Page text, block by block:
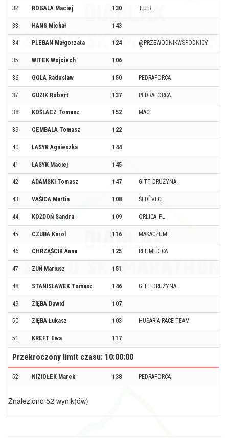
32 ROGALA Maciej 130 T.U.R.
33 HANS Michał 143
34 PLEBAN Małgorzata 124 @PRZEWODNIKWSPODNICY
35 WITEK Wojciech 106
36 GOLA Radosław 150 PEDRAFORCA
37 GUZIK Robert 137 PEDRAFORCA
38 KOŚLACZ Tomasz 152 MAG
39 CEMBALA Tomasz 122
40 LASYK Agnieszka 144
41 LASYK Maciej 145
42 ADAMSKI Tomasz 147 GITT DRUŻYNA
43 VAŠICA Martin 108 ŠEDÍ VLCI
44 KOŻDOŃ Sandra 109 ORLICA_PL
45 CZUBA Karol 116 MAKACZUMI
46 CHRZĄŚCIK Anna 125 REHMEDICA
47 ZUŃ Mariusz 151
48 STANISŁAWEK Tomasz 146 GITT DRUŻYNA
49 ZIĘBA Dawid 107
50 ZIĘBA Łukasz 103 HUSARIA RACE TEAM
51 KREFT Ewa 117
Przekroczony limit czasu: 10:00:00
52 NIZIOŁEK Marek 138 PEDRAFORCA
Znaleziono 52 wynik(ów)